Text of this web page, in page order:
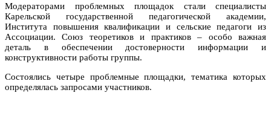
Модераторами проблемных площадок стали специалисты
Карельской государственной педагогической академии,
Института повышения квалификации и сельские педагоги из
Ассоциации. Союз теоретиков и практиков – особо важная
деталь в обеспечении достоверности информации и
конструктивности работы группы.
Состоялись четыре проблемные площадки, тематика которых
определялась запросами участников.